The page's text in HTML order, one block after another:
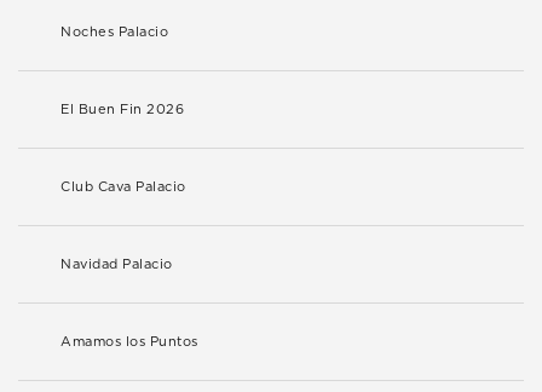
Noches Palacio
El Buen Fin 2026
Club Cava Palacio
Navidad Palacio
Amamos los Puntos